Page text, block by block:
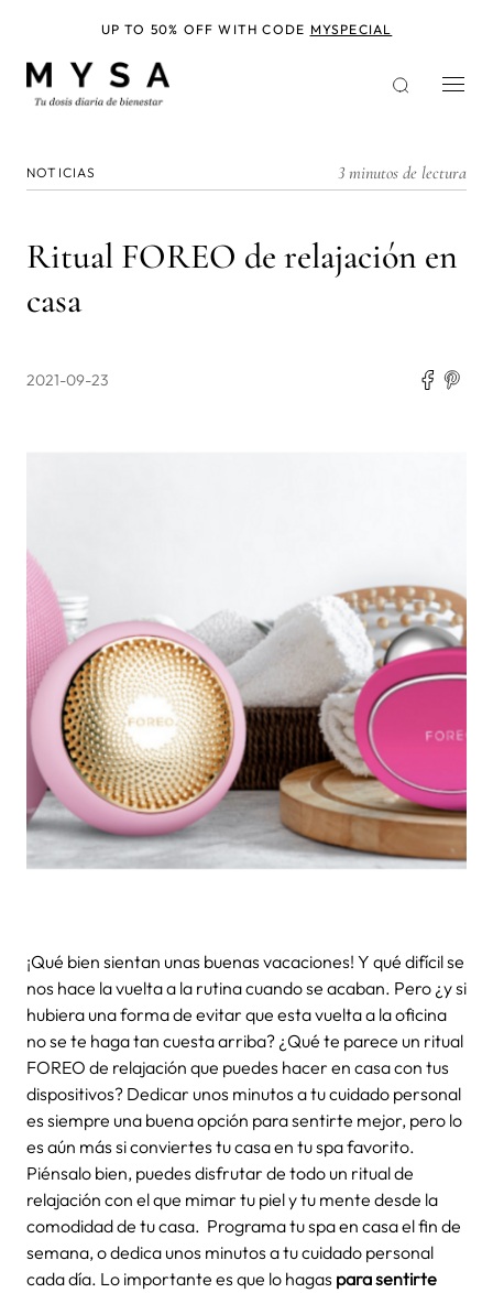
NOTICIAS 3 minutos de lectura
Ritual FOREO de relajación en
casa
2021-09-23
¡Qué bien sientan unas buenas vacaciones! Y qué difícil se
nos hace la vuelta a la rutina cuando se acaban. Pero ¿y si
hubiera una forma de evitar que esta vuelta a la oficina
no se te haga tan cuesta arriba? ¿Qué te parece un ritual
FOREO de relajación que puedes hacer en casa con tus
dispositivos? Dedicar unos minutos a tucuidado personal
es siempre una buena opción para sentirte mejor, pero lo
es aún más si conviertes tu casa en tu spa favorito.
Piénsalo bien, puedes disfrutar de todo un ritual de
relajación con el que mimar tu piel y tu mente desde la
comodidad de tu casa. Programa tuspa en casael fin de
semana, o dedica unos minutos a tucuidado personal
cada día. Lo importante es que lo hagas para sentirte
UP TO 50% OFF WITH CODE MYSPECIAL